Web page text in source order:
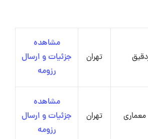
تهران
مشاهده
جزئیات و ارسال
رزومه
تهران
مشاهده
جزئیات و ارسال
رزومه